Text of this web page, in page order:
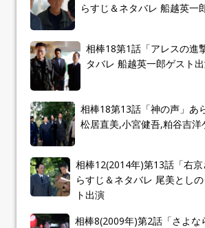
らすじ＆ネタバレ 船越英一
相棒18第1話「アレスの進
タバレ 船越英一郎ゲスト
相棒18第13話「神の声」あ
松居直美,小宮健吾,粕谷吉洋
相棒12(2014年)第13話「右
らすじ＆ネタバレ 尾美とし
ト出演
相棒8(2009年)第2話「さよな